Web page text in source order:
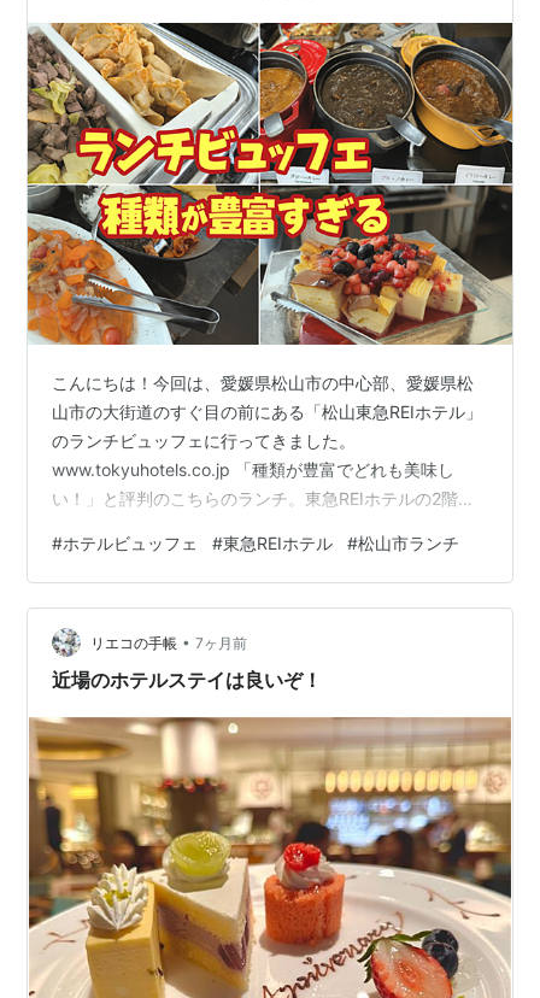
こんにちは！今回は、愛媛県松山市の中心部、愛媛県松
山市の大街道のすぐ目の前にある「松山東急REIホテル」
のランチビュッフェに行ってきました。
www.tokyuhotels.co.jp 「種類が豊富でどれも美味し
い！」と評判のこちらのランチ。東急REIホテルの2階、
に体験してみると、期待以上の品数と、ホテルならでは
のクオリティに圧倒されました。その魅力を写真たっぷ
りでご紹介します！ 圧巻のラインナップ！扉の先に広が
る食のパラダイス レストランに一歩足を踏み入れると、
目に飛び込んでくるのは整然と、そして華やかに並んだ
#ホテルビュッフェ #東急REIホテル #松山市ランチ
リエコの手帳 • 7ヶ月前
近場のホテルステイは良いぞ！